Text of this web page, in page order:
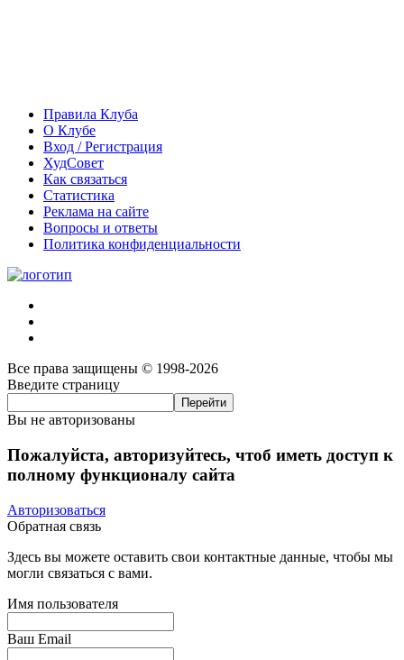
Правила Клуба
О Клубе
Вход / Регистрация
ХудСовет
Как связаться
Статистика
Реклама на сайте
Вопросы и ответы
Политика конфиденциальности
Все права защищены © 1998-2026
Введите страницу
Вы не авторизованы
Пожалуйста, авторизуйтесь, чтоб иметь доступ к
полному функционалу сайта
Авторизоваться
Обратная связь
Здесь вы можете оставить свои контактные данные, чтобы мы
могли связаться с вами.
Имя пользователя
Ваш Email